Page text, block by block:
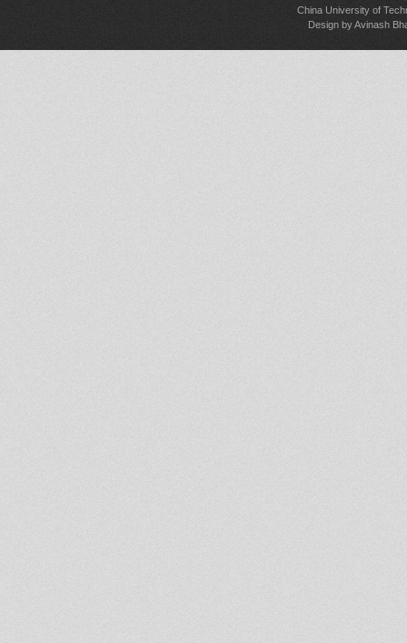
China University of
Design byAvinash